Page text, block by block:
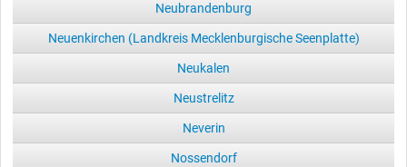
Neubrandenburg
Neuenkirchen (Landkreis Mecklenburgische Seenplatte)
Neukalen
Neustrelitz
Neverin
Nossendorf